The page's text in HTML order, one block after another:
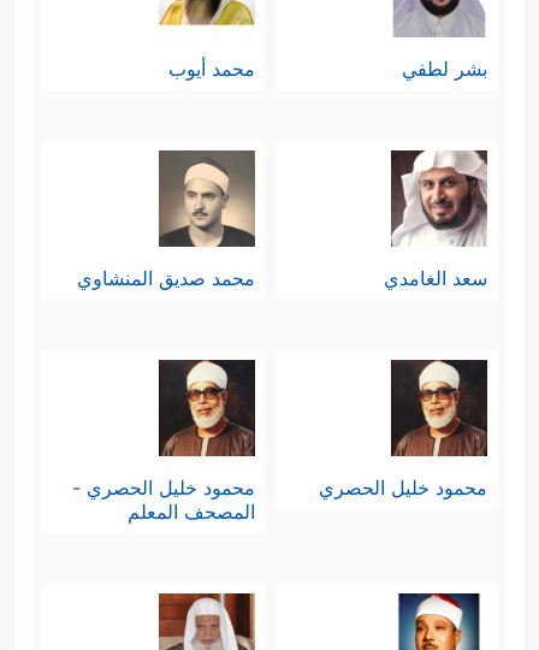
بشر لطفي محمد أيوب
سعد الغامدي محمد صديق المنشاوي
محمود خليل الحصري
محمود خليل الحصري -
المصحف المعلم